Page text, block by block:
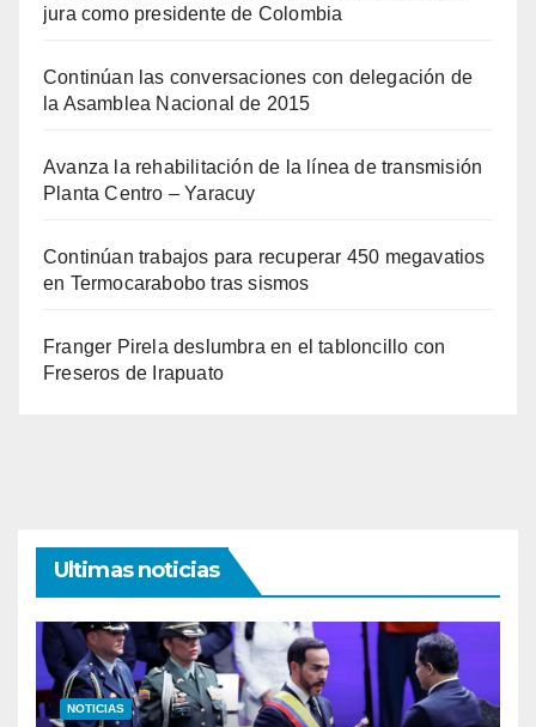
jura como presidente de Colombia
Continúan las conversaciones con delegación de
la Asamblea Nacional de 2015
Avanza la rehabilitación de la línea de transmisión
Planta Centro – Yaracuy
Continúan trabajos para recuperar 450 megavatios
en Termocarabobo tras sismos
Franger Pirela deslumbra en el tabloncillo con
Freseros de Irapuato
Ultimas noticias
NOTICIAS